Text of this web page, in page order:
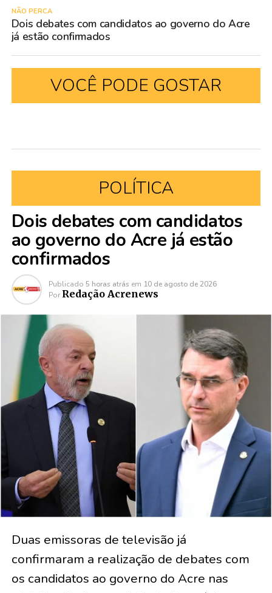
NÃO PERCA
Dois debates com candidatos ao governo do Acre
já estão confirmados
VOCÊ PODE GOSTAR
POLÍTICA
Dois debates com candidatos
ao governo do Acre já estão
confirmados
Publicado 5 horas atrás em 10 de agosto de 2026
Por Redação Acrenews
Duas emissoras de televisão já
confirmaram a realização de debates com
os candidatos ao governo do Acre nas